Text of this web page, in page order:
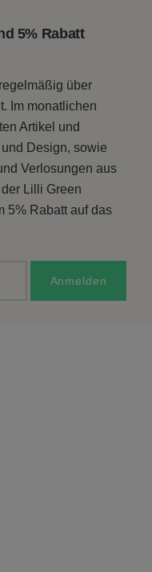
5% Rabatt
über
Im monatlichen
Artikel und
Design, sowie
Verlosungen aus
Lilli Green
5% Rabatt auf das